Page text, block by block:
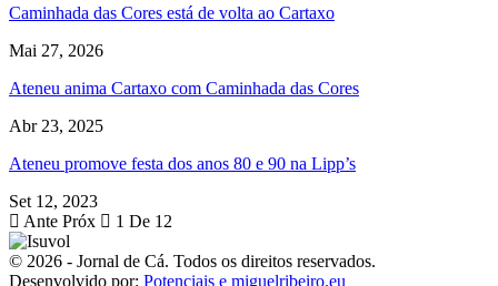
Caminhada das Cores está de volta ao Cartaxo
Mai 27, 2026
Ateneu anima Cartaxo com Caminhada das Cores
Abr 23, 2025
Ateneu promove festa dos anos 80 e 90 na Lipp’s
Set 12, 2023
Ante Próx 1 De 12
© 2026 - Jornal de Cá. Todos os direitos reservados.
Desenvolvido por: Potenciais e miguelribeiro.eu